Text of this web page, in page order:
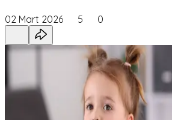
02 Mart 2026 5 0